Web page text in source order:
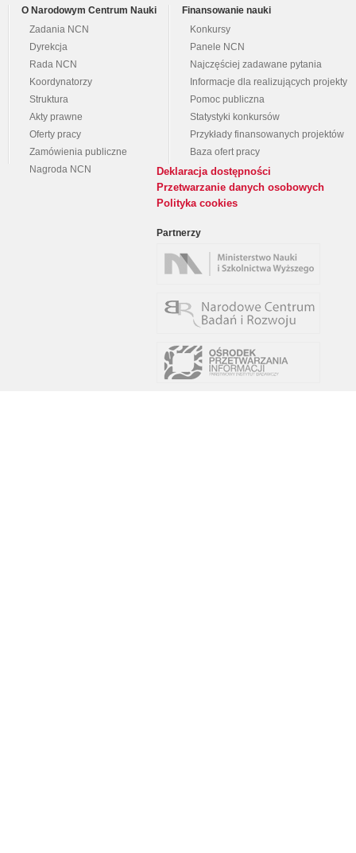
O Narodowym Centrum Nauki
Zadania NCN
Dyrekcja
Rada NCN
Koordynatorzy
Struktura
Akty prawne
Oferty pracy
Zamówienia publiczne
Nagroda NCN
Finansowanie nauki
Konkursy
Panele NCN
Najczęściej zadawane pytania
Informacje dla realizujących projekty
Pomoc publiczna
Statystyki konkursów
Przykłady finansowanych projektów
Baza ofert pracy
Deklaracja dostępności
Przetwarzanie danych osobowych
Polityka cookies
Partnerzy